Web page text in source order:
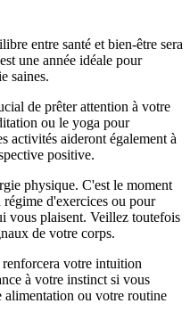
entre santé et bien-être sera
une année idéale pour
saines.
de prêter attention à votre
ou le yoga pour
activités aideront également à
positive.
physique. C'est le moment
d'exercices ou pour
vous plaisent. Veillez toutefois
de votre corps.
votre intuition
à votre instinct si vous
alimentation ou votre routine